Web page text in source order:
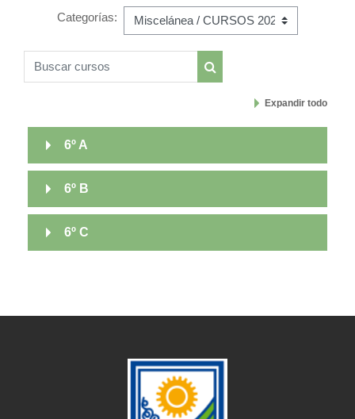
Categorías:
Buscar cursos
Buscar cursos
Expandir todo
6º A
6º B
6º C